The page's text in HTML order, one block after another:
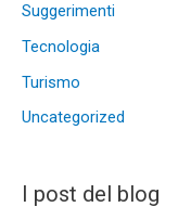
Suggerimenti
Tecnologia
Turismo
Uncategorized
I post del blog